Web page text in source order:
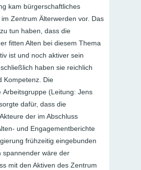
kam bürgerschaftliches
Zentrum Älterwerden vor. Das
tun haben, dass die
fitten Alten bei diesem Thema
ist und noch aktiver sein
haben sie reichlich
Kompetenz. Die
Arbeitsgruppe (Leitung: Jens
dafür, dass die
der im Abschluss
und Engagementberichte
frühzeitig eingebunden
spannender wäre der
mit den Aktiven des Zentrum